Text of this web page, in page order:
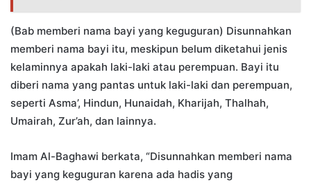
(Bab memberi nama bayi yang keguguran) Disunnahkan
memberi nama bayi itu, meskipun belum diketahui jenis
kelaminnya apakah laki-laki atau perempuan. Bayi itu
diberi nama yang pantas untuk laki-laki dan perempuan,
seperti Asma’, Hindun, Hunaidah, Kharijah, Thalhah,
Umairah, Zur’ah, dan lainnya.
Imam Al-Baghawi berkata, “Disunnahkan memberi nama
bayi yang keguguran karena ada hadis yang